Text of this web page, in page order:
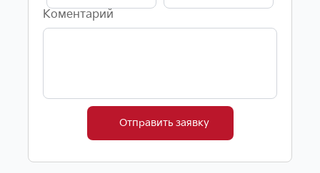
Коментарий
Отправить заявку